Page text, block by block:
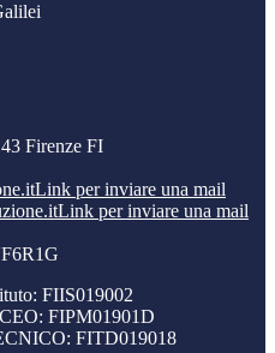
Firenze FI
Link per inviare una mail
Link per inviare una mail
FIIS019002
FIPM01901D
FITD019018